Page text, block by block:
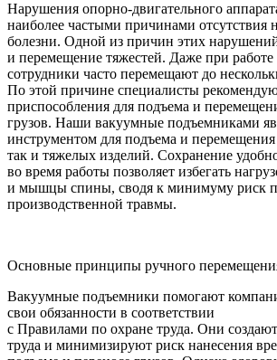
Нарушения опорно-двигательного
наиболее частыми причинами отсутствия
болезни. Одной из причин этих
и перемещение тяжестей. Даже при работе
сотрудники часто перемещают до
По этой причине специалисты
приспособления для подъема и
грузов. Наши вакуумные подъемниками
инструментом для подъема и перемещения
так и тяжелых изделий. Сохранение
во время работы позволяет избегать
и мышцы спины, сводя к минимуму риск
производственной травмы.
Основные принципы ручного
Вакуумные подъемники помогают
свои обязанности в соответствии
с Правилами по охране труда. Они
труда и минимизируют риск нанесения